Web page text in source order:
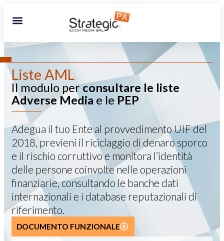
Liste AML
Il modulo perconsultare le liste
Adverse Media e le PEP
Adegua il tuo Ente al provvedimento UIF del
2018, previeni il riciclaggio di denaro sporco
e il rischio corruttivo e monitora l’identità
delle persone coinvolte nelle operazioni
finanziarie, consultando le banche dati
internazionali e i database reputazionali di
riferimento.
DOCUMENTO FUNZIONALE